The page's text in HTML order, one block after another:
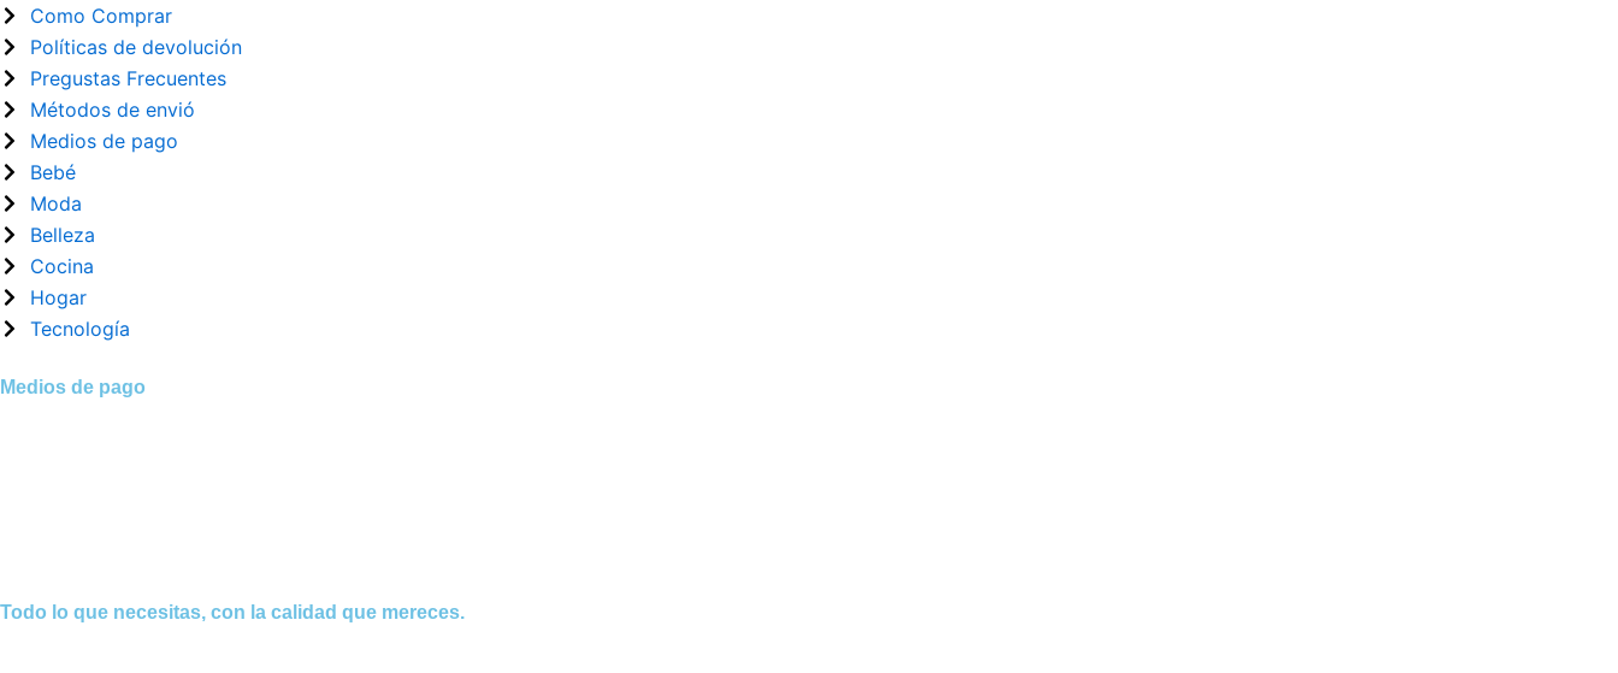
Como Comprar
Políticas de devolución
Pregustas Frecuentes
Métodos de envió
Medios de pago
Bebé
Moda
Belleza
Cocina
Hogar
Tecnología
Medios de pago
Todo lo que necesitas, con la calidad que mereces.